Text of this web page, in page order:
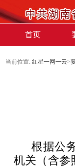
首页
当前位置: 红星一网一云>
根据公
机关（含参